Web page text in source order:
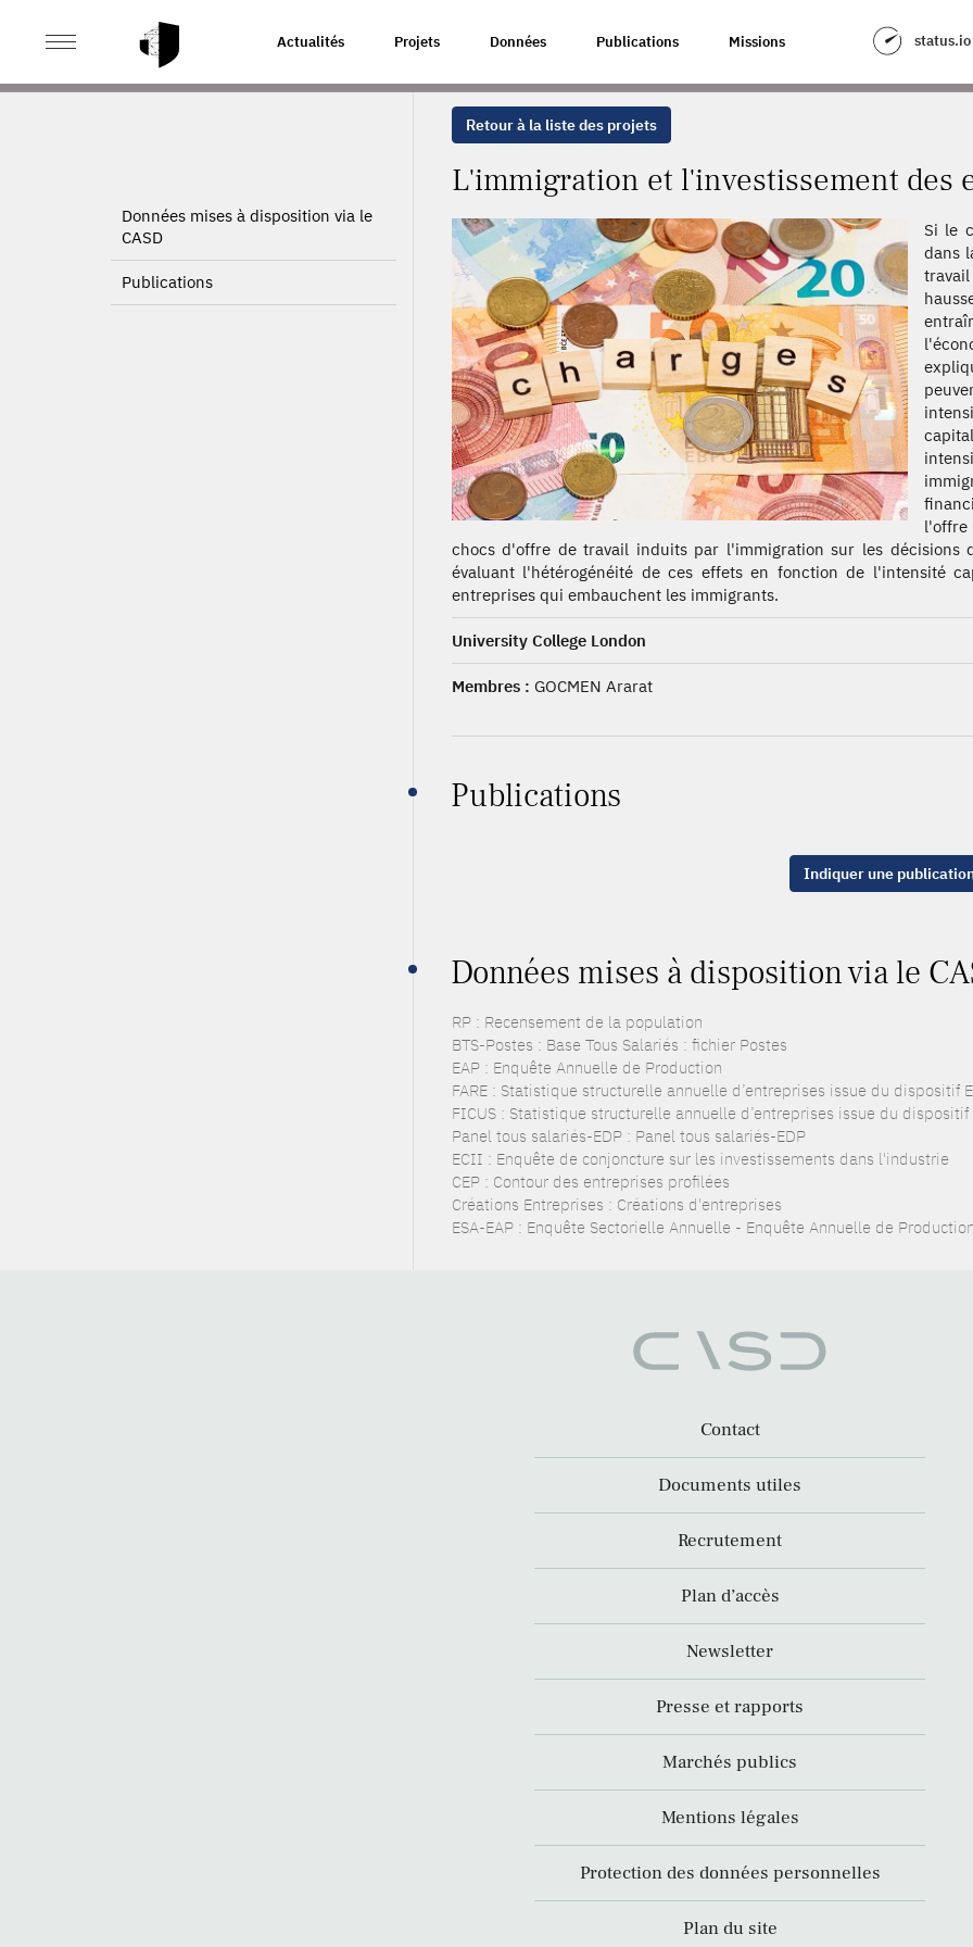
Actualités Projets Données Publications Missions status.io
ACCUEIL L'IMMIGRATION ET L'INVESTISSEMENT DES ENTREPRISES
Données mises à disposition via le
CASD
Publications
Retour à la liste des projets
L'immigration et l'investissement des
Si le
dans
l'offre
chocs d'offre de travail induits par l'immigration sur les décisions
évaluant l'hétérogénéité de ces effets en fonction de l'intensité
entreprises qui embauchent les immigrants.
University College London
Membres : GOCMEN Ararat
Publications
Indiquer une
Données mises à disposition via le
RP : Recensement de la population
BTS-Postes : Base Tous Salariés : fichier Postes
EAP : Enquête Annuelle de Production
FARE : Statistique structurelle annuelle d’entreprises issue du dispositif
FICUS : Statistique structurelle annuelle d’entreprises issue du dispositif
Panel tous salariés-EDP : Panel tous salariés-EDP
ECII : Enquête de conjoncture sur les investissements dans l'industrie
CEP : Contour des entreprises profilées
Créations Entreprises : Créations d'entreprises
ESA-EAP : Enquête Sectorielle Annuelle - Enquête Annuelle de Production
Contact
Documents utiles
Recrutement
Plan d’accès
Newsletter
Presse et rapports
Marchés publics
Mentions légales
Protection des données personnelles
Plan du site